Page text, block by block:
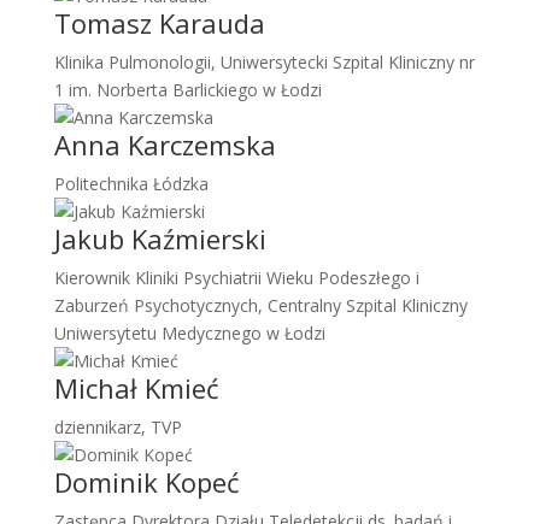
Tomasz Karauda
Klinika Pulmonologii, Uniwersytecki Szpital Kliniczny nr
1 im. Norberta Barlickiego w Łodzi
Anna Karczemska
Politechnika Łódzka
Jakub Kaźmierski
Kierownik Kliniki Psychiatrii Wieku Podeszłego i
Zaburzeń Psychotycznych, Centralny Szpital Kliniczny
Uniwersytetu Medycznego w Łodzi
Michał Kmieć
dziennikarz, TVP
Dominik Kopeć